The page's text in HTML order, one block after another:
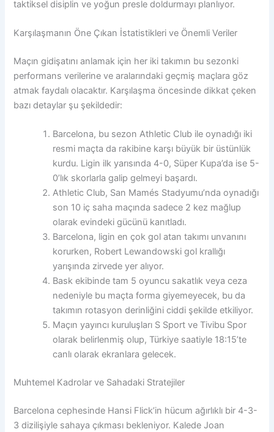
taktiksel disiplin ve yoğun presle doldurmayı planlıyor.
Karşılaşmanın Öne Çıkan İstatistikleri ve Önemli Veriler
Maçın gidişatını anlamak için her iki takımın bu sezonki
performans verilerine ve aralarındaki geçmiş maçlara göz
atmak faydalı olacaktır. Karşılaşma öncesinde dikkat çeken
bazı detaylar şu şekildedir:
Barcelona, bu sezon Athletic Club ile oynadığı iki
resmi maçta da rakibine karşı büyük bir üstünlük
kurdu. Ligin ilk yarısında 4-0, Süper Kupa’da ise 5-
0’lık skorlarla galip gelmeyi başardı.
Athletic Club, San Mamés Stadyumu’nda oynadığı
son 10 iç saha maçında sadece 2 kez mağlup
olarak evindeki gücünü kanıtladı.
Barcelona, ligin en çok gol atan takımı unvanını
korurken, Robert Lewandowski gol krallığı
yarışında zirvede yer alıyor.
Bask ekibinde tam 5 oyuncu sakatlık veya ceza
nedeniyle bu maçta forma giyemeyecek, bu da
takımın rotasyon derinliğini ciddi şekilde etkiliyor.
Maçın yayıncı kuruluşları S Sport ve Tivibu Spor
olarak belirlenmiş olup, Türkiye saatiyle 18:15’te
canlı olarak ekranlara gelecek.
Muhtemel Kadrolar ve Sahadaki Stratejiler
Barcelona cephesinde Hansi Flick’in hücum ağırlıklı bir 4-3-
3 dizilişiyle sahaya çıkması bekleniyor. Kalede Joan